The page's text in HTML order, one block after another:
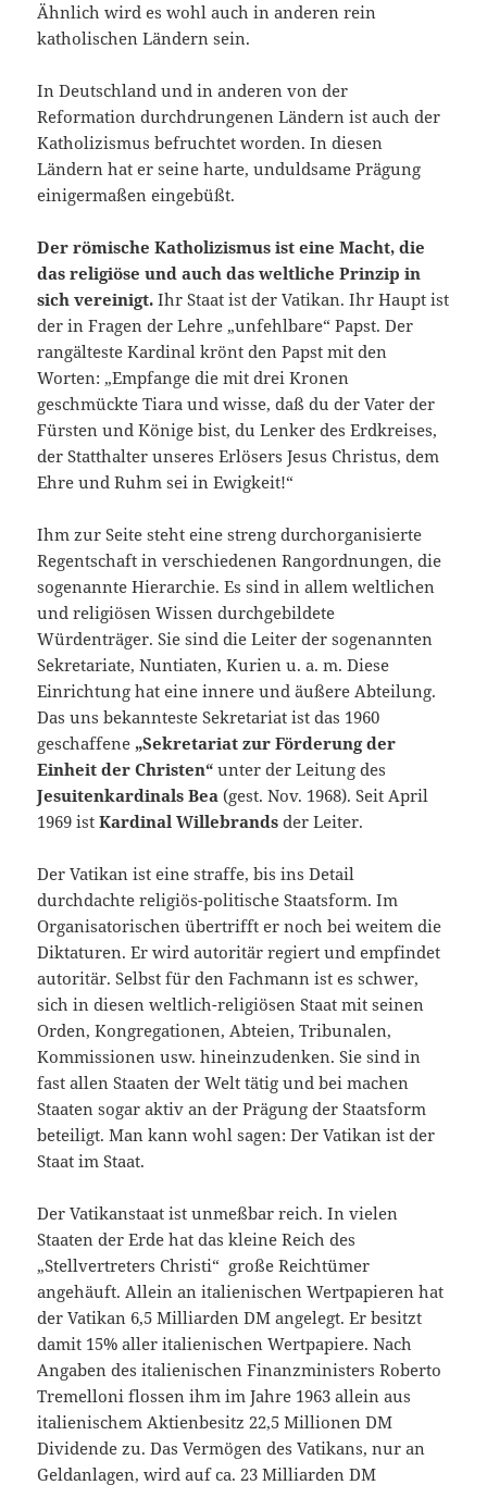
Ähnlich wird es wohl auch in anderen rein
katholischen Ländern sein.
In Deutschland und in anderen von der
Reformation durchdrungenen Ländern ist auch der
Katholizismus befruchtet worden. In diesen
Ländern hat er seine harte, unduldsame Prägung
einigermaßen eingebüßt.
Der römische Katholizismus ist eine Macht, die
das religiöse und auch das weltliche Prinzip in
sich vereinigt. Ihr Staat ist der Vatikan. Ihr Haupt ist
der in Fragen der Lehre „unfehlbare“ Papst. Der
rangälteste Kardinal krönt den Papst mit den
Worten: „Empfange die mit drei Kronen
geschmückte Tiara und wisse, daß du der Vater der
Fürsten und Könige bist, du Lenker des Erdkreises,
der Statthalter unseres Erlösers Jesus Christus, dem
Ehre und Ruhm sei in Ewigkeit!“
Ihm zur Seite steht eine streng durchorganisierte
Regentschaft in verschiedenen Rangordnungen, die
sogenannte Hierarchie. Es sind in allem weltlichen
und religiösen Wissen durchgebildete
Würdenträger. Sie sind die Leiter der sogenannten
Sekretariate, Nuntiaten, Kurien u. a. m. Diese
Einrichtung hat eine innere und äußere Abteilung.
Das uns bekannteste Sekretariat ist das 1960
geschaffene „Sekretariat zur Förderung der
Einheit der Christen“ unter der Leitung des
Jesuitenkardinals Bea(gest. Nov. 1968). Seit April
1969 istKardinal Willebrands der Leiter.
Der Vatikan ist eine straffe, bis ins Detail
durchdachte religiös-politische Staatsform. Im
Organisatorischen übertrifft er noch bei weitem die
Diktaturen. Er wird autoritär regiert und empfindet
autoritär. Selbst für den Fachmann ist es schwer,
sich in diesen weltlich-religiösen Staat mit seinen
Orden, Kongregationen, Abteien, Tribunalen,
Kommissionen usw. hineinzudenken. Sie sind in
fast allen Staaten der Welt tätig und bei machen
Staaten sogar aktiv an der Prägung der Staatsform
beteiligt. Man kann wohl sagen: Der Vatikan ist der
Staat im Staat.
Der Vatikanstaat ist unmeßbar reich. In vielen
Staaten der Erde hat das kleine Reich des
„Stellvertreters Christi“ große Reichtümer
angehäuft. Allein an italienischen Wertpapieren hat
der Vatikan 6,5 Milliarden DM angelegt. Er besitzt
damit 15% aller italienischen Wertpapiere. Nach
Angaben des italienischen Finanzministers Roberto
Tremelloni flossen ihm im Jahre 1963 allein aus
italienischem Aktienbesitz 22,5 Millionen DM
Dividende zu. Das Vermögen des Vatikans, nur an
Geldanlagen, wird auf ca. 23 Milliarden DM